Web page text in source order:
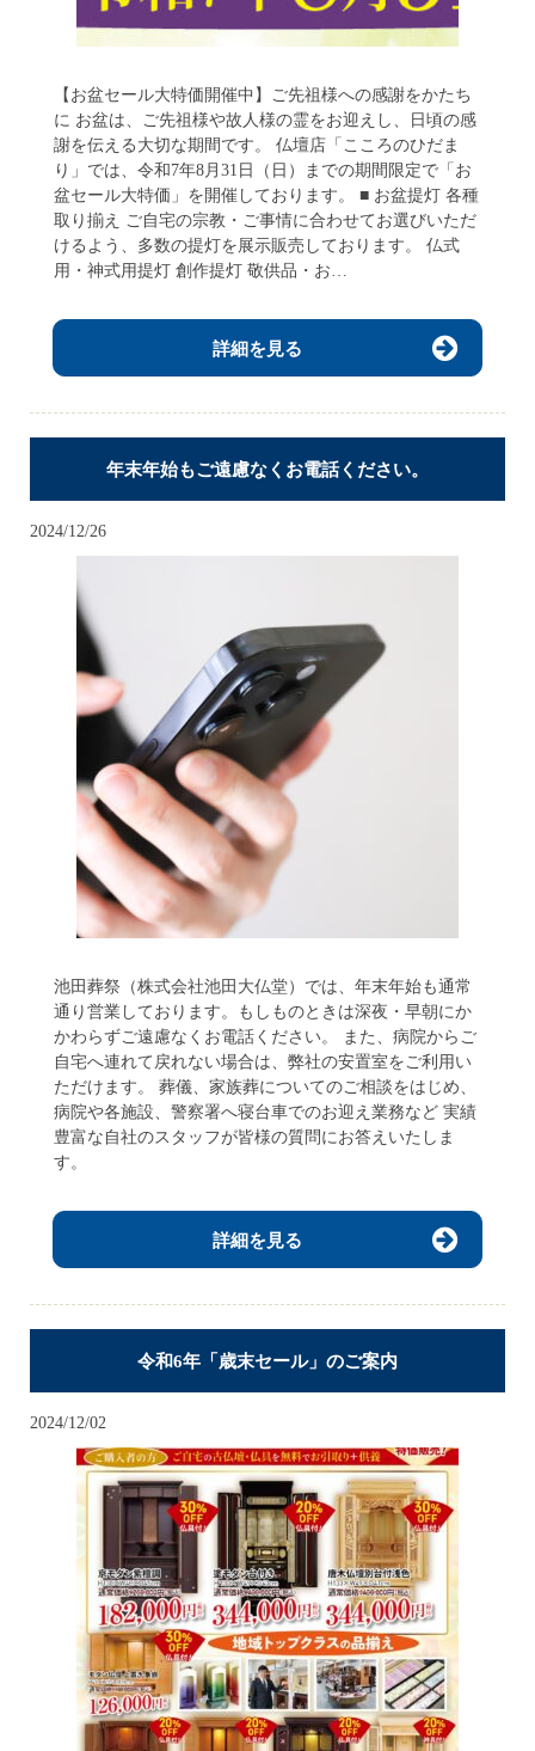
【お盆セール大特価開催中】ご先祖様への感謝をかたち
に お盆は、ご先祖様や故人様の霊をお迎えし、日頃の感
謝を伝える大切な期間です。 仏壇店「こころのひだま
り」では、令和7年8月31日（日）までの期間限定で「お
盆セール大特価」を開催しております。 ■ お盆提灯 各種
取り揃え ご自宅の宗教・ご事情に合わせてお選びいただ
けるよう、多数の提灯を展示販売しております。 仏式
用・神式用提灯 創作提灯 敬供品・お…
詳細を見る
年末年始もご遠慮なくお電話ください。
2024/12/26
池田葬祭（株式会社池田大仏堂）では、年末年始も通常
通り営業しております。もしものときは深夜・早朝にか
かわらずご遠慮なくお電話ください。 また、病院からご
自宅へ連れて戻れない場合は、弊社の安置室をご利用い
ただけます。 葬儀、家族葬についてのご相談をはじめ、
病院や各施設、警察署へ寝台車でのお迎え業務など 実績
豊富な自社のスタッフが皆様の質問にお答えいたしま
す。
詳細を見る
令和6年「歳末セール」のご案内
2024/12/02